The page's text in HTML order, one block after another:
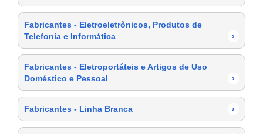
Fabricantes - Eletroeletrônicos, Produtos de
Telefonia e Informática
›
Fabricantes - Eletroportáteis e Artigos de Uso
Doméstico e Pessoal
›
Fabricantes - Linha Branca ›